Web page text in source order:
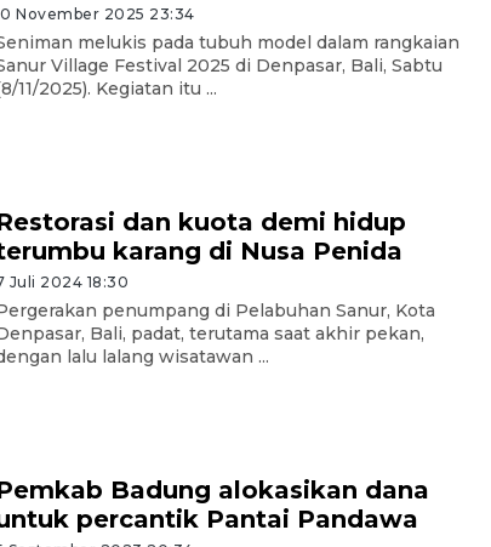
November 2025 23:34
melukis pada tubuh model dalam rangkaian
Village Festival 2025 di Denpasar, Bali, Sabtu
11/2025). Kegiatan itu ...
dan kuota demi hidup
karang di Nusa Penida
Juli 2024 18:30
penumpang di Pelabuhan Sanur, Kota
Bali, padat, terutama saat akhir pekan,
lalu lalang wisatawan ...
Badung alokasikan dana
percantik Pantai Pandawa